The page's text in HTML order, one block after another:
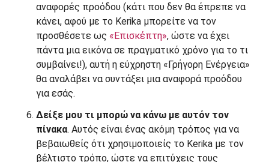
αναφορές προόδου (κάτι που δεν θα έπρεπε να
κάνει, αφού με το Kerika μπορείτε να τον
προσθέσετε ως «Επισκέπτη», ώστε να έχει
πάντα μια εικόνα σε πραγματικό χρόνο για το τι
συμβαίνει!), αυτή η εύχρηστη «Γρήγορη Ενέργεια»
θα αναλάβει να συντάξει μια αναφορά προόδου
για εσάς.
Δείξε μου τι μπορώ να κάνω με αυτόν τον
πίνακα. Αυτός είναι ένας ακόμη τρόπος για να
βεβαιωθείς ότι χρησιμοποιείς το Kerika με τον
βέλτιστο τρόπο, ώστε να επιτύχεις τους